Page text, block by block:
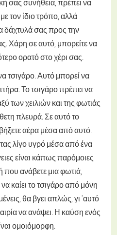
σας συνήθεια, πρέπει να
τον ίδιο τρόπο, αλλά
δάχτυλά σας προς την
Χάρη σε αυτό, μπορείτε να
ορατό στο χέρι σας.
τσιγάρο. Αυτό μπορεί να
Το τσιγάρο πρέπει να
των χειλιών και της φωτιάς
πλευρά. Σε αυτό το
αέρα μέσα από αυτό.
λίγο υγρό μέσα από ένα
είναι κάπως παρόμοιες
που ανάβετε μια φωτιά,
καίει το τσιγάρο από μόνη
θα βγει απλώς, γι 'αυτό
να ανάψει. Η καύση ενός
ομοιόμορφη.